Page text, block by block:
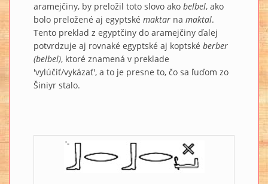
aramejčiny, by preložil toto slovo ako belbel, ako
bolo preložené aj egyptské maktar na maktal.
Tento preklad z egyptčiny do aramejčiny ďalej
potvrdzuje aj rovnaké egyptské aj koptské berber
(belbel), ktoré znamená v preklade
'vylúčiť/vykázať', a to je presne to, čo sa ľuďom zo
Šiniyr stalo.